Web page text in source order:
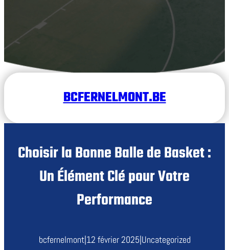
BCFERNELMONT.BE
Choisir la Bonne Balle de Basket :
Un Élément Clé pour Votre
Performance
bcfernelmont|12 février 2025|Uncategorized